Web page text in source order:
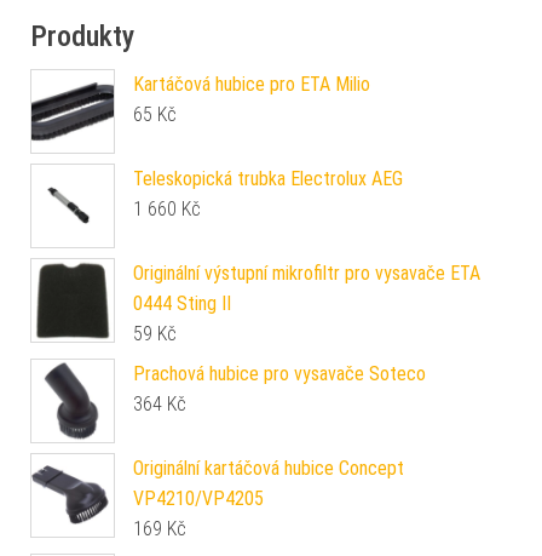
Produkty
Kartáčová hubice pro ETA Milio
65 Kč
Teleskopická trubka Electrolux AEG
1 660 Kč
Originální výstupní mikrofiltr pro vysavače ETA
0444 Sting II
59 Kč
Prachová hubice pro vysavače Soteco
364 Kč
Originální kartáčová hubice Concept
VP4210/VP4205
169 Kč